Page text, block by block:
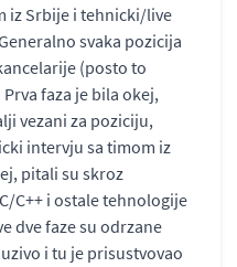
iz Srbije i tehnicki/live
svaka pozicija
(posto to
faza je bila okej,
vezani za poziciju,
intervju sa timom iz
pitali su skroz
C++ i ostale tehnologije
dve faze su odrzane
i tu je prisustvovao